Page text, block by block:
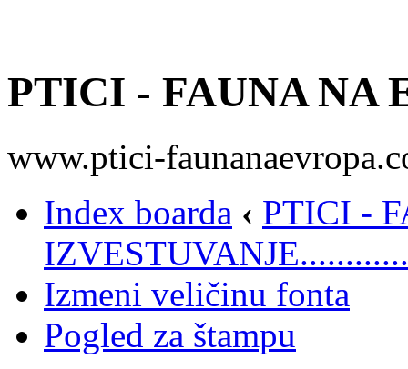
PTICI - FAUNA NA
www.ptici-
Index boarda ‹ PTICI -
Izmeni veličinu fonta
Pogled za štampu